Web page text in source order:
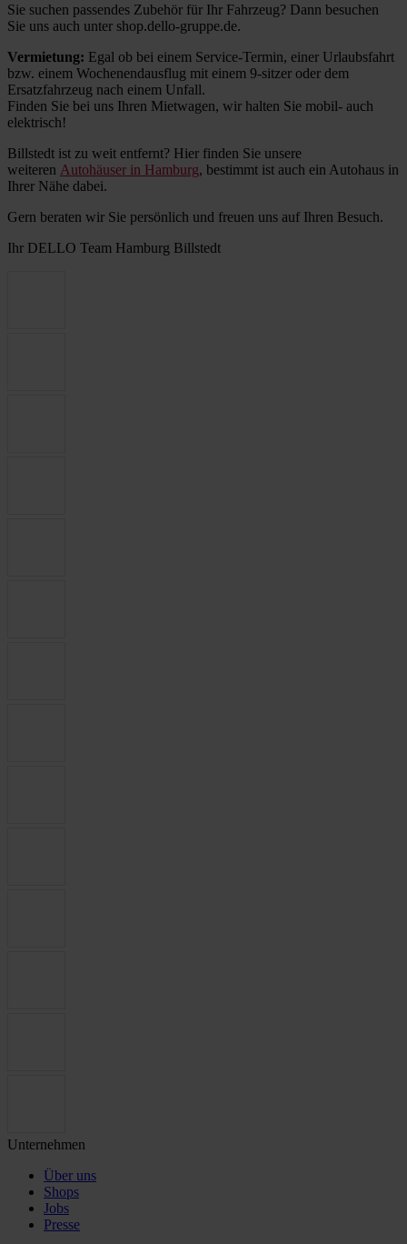
Sie suchen passendes Zubehör für Ihr Fahrzeug? Dann besuchen
Sie uns auch unter shop.dello-gruppe.de.
Vermietung: Egal ob bei einem Service-Termin, einer Urlaubsfahrt
bzw. einem Wochenendausflug mit einem 9-sitzer oder dem
Ersatzfahrzeug nach einem Unfall.
Finden Sie bei uns Ihren Mietwagen, wir halten Sie mobil- auch
elektrisch!
Billstedt ist zu weit entfernt? Hier finden Sie unsere
weiteren Autohäuser in Hamburg, bestimmt ist auch ein Autohaus in
Ihrer Nähe dabei.
Gern beraten wir Sie persönlich und freuen uns auf Ihren Besuch.
Ihr DELLO Team Hamburg Billstedt
Unternehmen
Über uns
Shops
Jobs
Presse